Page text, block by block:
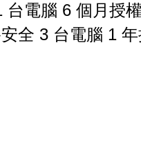
台電腦 6 個月授
全 3 台電腦 1